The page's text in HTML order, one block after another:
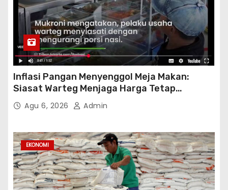
Inflasi Pangan Menyenggol Meja Makan:
Siasat Warteg Menjaga Harga Tetap
Terjangkau
Agu 6, 2026 Admin
EKONOMI